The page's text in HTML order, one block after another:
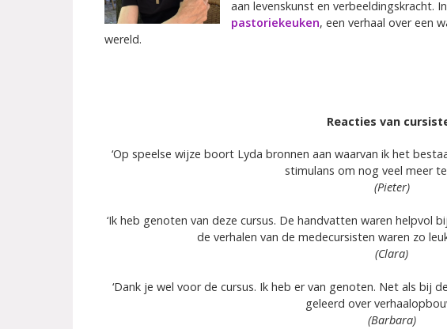
aan levenskunst en verbeeldingskracht.
pastoriekeuken, een verhaal over een
wereld.
Reacties van
‘Op speelse wijze boort Lyda bronnen aan waarvan ik het
stimulans om nog veel meer te
(Pieter)
‘Ik heb genoten van deze cursus. De handvatten waren helpvol
de verhalen van de medecursisten waren zo
(Clara)
‘Dank je wel voor de cursus. Ik heb er van genoten. Net als bij
geleerd over
(Barbara)